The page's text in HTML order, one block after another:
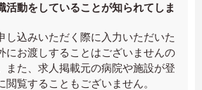
活動をしていることが知られてしま
し込みいただく際に入力いただいた
にお渡しすることはございませんの
また、求人掲載元の病院や施設が登
覧することもございません。